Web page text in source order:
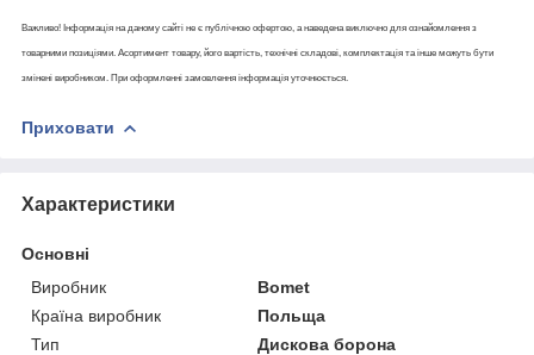
Важливо! Інформація на даному сайті не є публічною офертою, а наведена виключно для ознайомлення з
товарними позиціями. Асортимент товару, його вартість, технічні складові, комплектація та інше можуть бути
змінені виробником. При оформленні замовлення інформація уточнюється.
Приховати
Характеристики
Основні
Виробник
Bomet
Країна виробник
Польща
Тип
Дискова борона